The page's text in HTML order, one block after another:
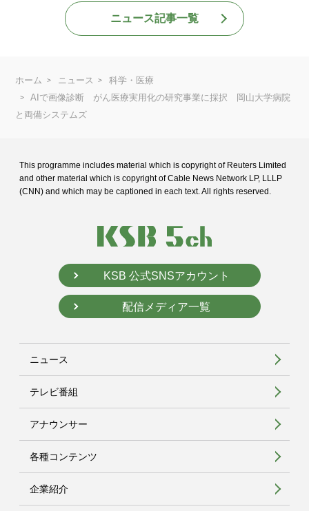
ニュース記事一覧
ホーム ニュース
科学・医療
AIで画像診断 がん医療実用化の研究事業に採択 岡山大学病院
と両備システムズ
This programme includes material which is copyright of Reuters Limited
and other material which is copyright of Cable News Network LP, LLLP
(CNN) and which may be captioned in each text. All rights reserved.
KSB 公式SNSアカウント
配信メディア一覧
ニュース
テレビ番組
アナウンサー
各種コンテンツ
企業紹介